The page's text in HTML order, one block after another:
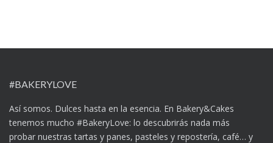
#BAKERYLOVE
Así somos. Dulces hasta en la esencia. En Bakery&Cakes
tenemos mucho #BakeryLove: lo descubrirás nada más
probar nuestras tartas y panes, pasteles y repostería, café… y